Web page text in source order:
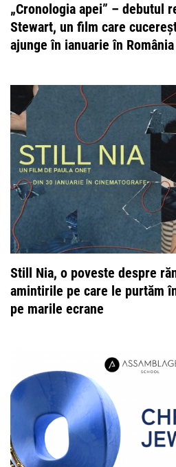
„Cronologia apei” – debutul
Stewart, un film care
ajunge în ianuarie în România
Still Nia, o poveste despre
amintirile pe care le purtăm
pe marile ecrane